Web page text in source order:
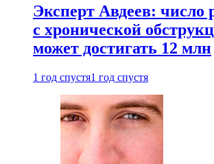
Эксперт Авдеев: число
с хронической
может достигать 12 млн
1 год спустя1 год спустя